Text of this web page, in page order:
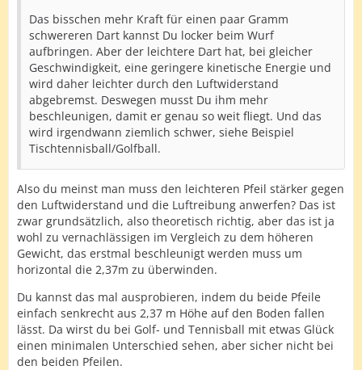
Das bisschen mehr Kraft für einen paar Gramm
schwereren Dart kannst Du locker beim Wurf
aufbringen. Aber der leichtere Dart hat, bei gleicher
Geschwindigkeit, eine geringere kinetische Energie und
wird daher leichter durch den Luftwiderstand
abgebremst. Deswegen musst Du ihm mehr
beschleunigen, damit er genau so weit fliegt. Und das
wird irgendwann ziemlich schwer, siehe Beispiel
Tischtennisball/Golfball.
Also du meinst man muss den leichteren Pfeil stärker gegen
den Luftwiderstand und die Luftreibung anwerfen? Das ist
zwar grundsätzlich, also theoretisch richtig, aber das ist ja
wohl zu vernachlässigen im Vergleich zu dem höheren
Gewicht, das erstmal beschleunigt werden muss um
horizontal die 2,37m zu überwinden.
Du kannst das mal ausprobieren, indem du beide Pfeile
einfach senkrecht aus 2,37 m Höhe auf den Boden fallen
lässt. Da wirst du bei Golf- und Tennisball mit etwas Glück
einen minimalen Unterschied sehen, aber sicher nicht bei
den beiden Pfeilen.